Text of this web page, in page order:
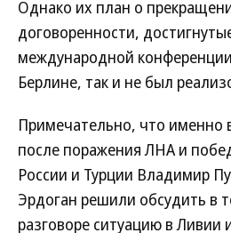
Однако их план о
договоренности,
международной
Берлине, так и не был
Примечательно, что именно
после поражения ЛНА и
России и Турции Владимир
Эрдоган решили обсудить в
разговоре ситуацию в